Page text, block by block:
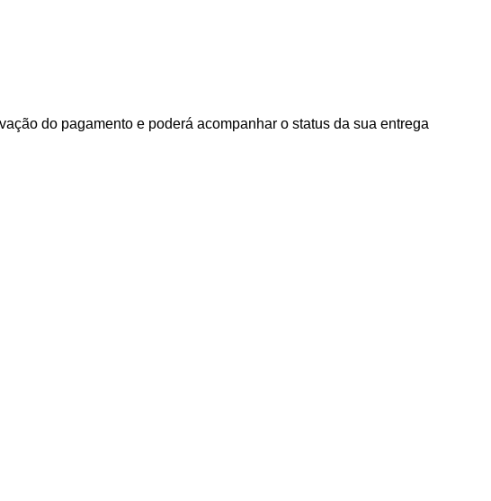
do pagamento e poderá acompanhar o status da sua entrega